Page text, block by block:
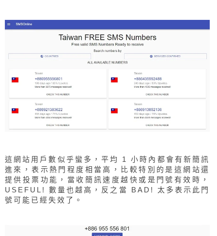
這網站用戶數似乎蠻多，平均 1 小時內都會有新簡訊
進來，表示熱門程度相當高，比較特別的是這網站還
提供投票功能，當收簡訊速度越快或是門號有效時，
USEFUL! 數量也越高，反之當 BAD! 太多表示此門
號可能已經失效了。